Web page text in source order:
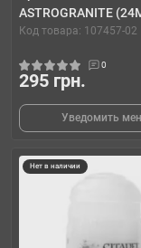
ASTROGRANITE
Код товара: 107457-02
0
295 грн.
Уведомить
Нет в наличии